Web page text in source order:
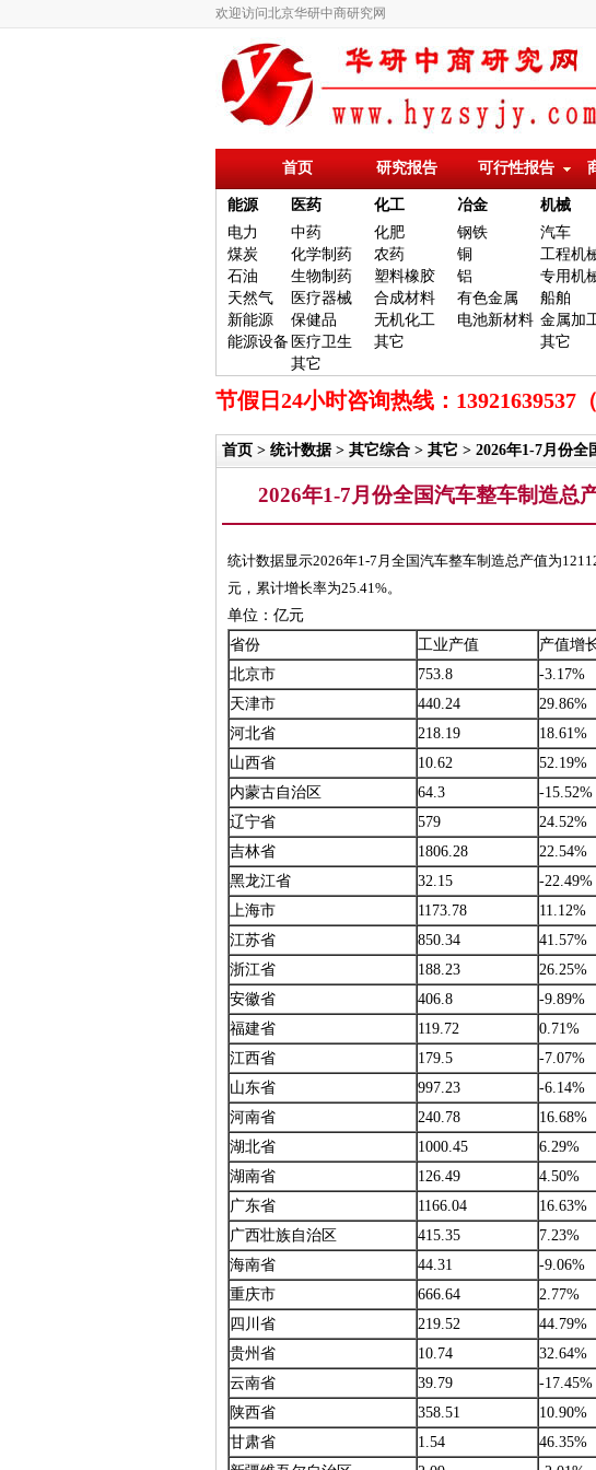
欢迎访问北京华研中商研究网
首页 研究报告 可行性报告
能源 医药 化工 冶金 机械
电力
煤炭
石油
天然气
新能源
能源设备
中药
化学制药
生物制药
医疗器械
保健品
医疗卫生
其它
化肥
农药
塑料橡胶
合成材料
无机化工
其它
钢铁
铜
铝
有色金属
电池新材料
汽车
工程机
专用机
船舶
金属加
其它
节假日24小时咨询热线：13921639537
首页 > 统计数据> 其它综合 > 其它 > 2026年1-7月份全
2026年1-7月份全国汽车整车制造总
统计数据显示2026年1-7月全国汽车整车制造总产值为
元，累计增长率为25.41%。
单位：亿元
省份
工业产值 产值增
北京市
753.8 -3.17%
天津市
440.24 29.86%
河北省
218.19 18.61%
山西省
10.62 52.19%
内蒙古自治区
64.3 -15.52%
辽宁省
579 24.52%
吉林省
1806.28 22.54%
黑龙江省
32.15 -22.49%
上海市
1173.78 11.12%
江苏省
850.34 41.57%
浙江省
188.23 26.25%
安徽省
406.8 -9.89%
福建省
119.72 0.71%
江西省
179.5 -7.07%
山东省
997.23 -6.14%
河南省
240.78 16.68%
湖北省
1000.45 6.29%
湖南省
126.49 4.50%
广东省
1166.04 16.63%
广西壮族自治区
415.35 7.23%
海南省
44.31 -9.06%
重庆市
666.64 2.77%
四川省
219.52 44.79%
贵州省
10.74 32.64%
云南省
39.79 -17.45%
陕西省
358.51 10.90%
甘肃省
1.54 46.35%